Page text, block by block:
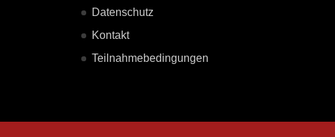
Datenschutz
Kontakt
Teilnahmebedingungen